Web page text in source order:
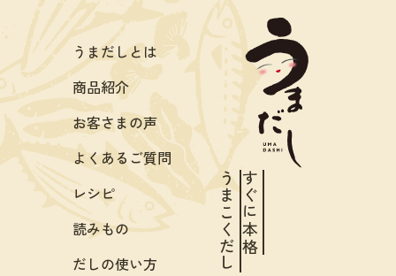
すぐに本格
うまこくだし
うまだしとは
商品紹介
お客さまの声
よくあるご質問
レシピ
読みもの
だしの使い方